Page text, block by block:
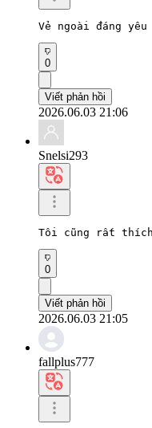
Vẻ ngoài đáng
0
Viết phản hồi
2026.06.03 21:06
Snelsi293
Tôi cũng rất
0
Viết phản hồi
2026.06.03 21:05
fallplus777